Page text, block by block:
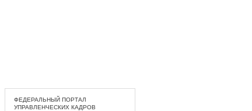
ФЕДЕРАЛЬНЫЙ ПОРТАЛ
УПРАВЛЕНЧЕСКИХ КАДРОВ